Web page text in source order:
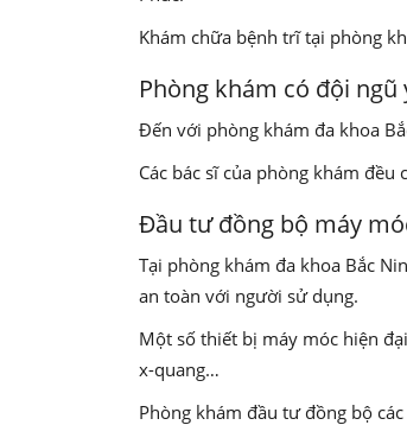
Khám chữa bệnh trĩ tại phòng
Phòng khám có đội ngũ
Đến với phòng khám đa khoa
Các bác sĩ của phòng khám
Đầu tư đồng bộ máy
Tại phòng khám đa khoa Bắc
an toàn với người sử dụng.
Một số thiết bị máy móc hiện
x-quang…
Phòng khám đầu tư đồng bộ